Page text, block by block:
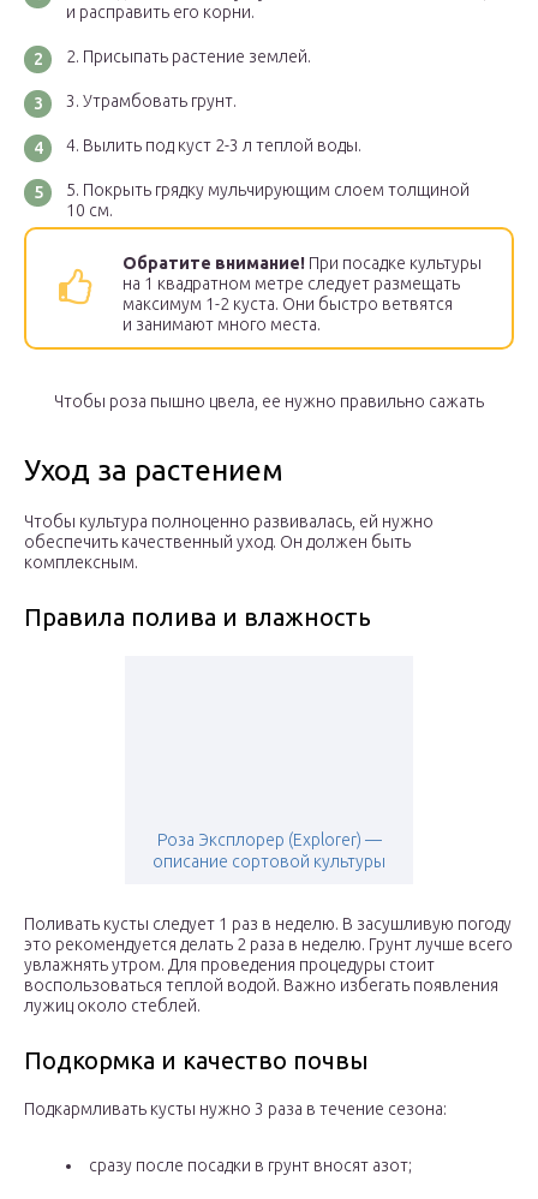
и расправить его корни.
Присыпать растение землей.
Утрамбовать грунт.
Вылить под куст 2-3 л теплой воды.
Покрыть грядку мульчирующим слоем толщиной
10 см.
Обратите внимание! При посадке культуры
на 1 квадратном метре следует размещать
максимум 1-2 куста. Они быстро ветвятся
и занимают много места.
Чтобы роза пышно цвела, ее нужно правильно сажать
Уход за растением
Чтобы культура полноценно развивалась, ей нужно
обеспечить качественный уход. Он должен быть
комплексным.
Правила полива и влажность
Роза Эксплорер (Explorer) —
описание сортовой культуры
Поливать кусты следует 1 раз в неделю. В засушливую погоду
это рекомендуется делать 2 раза в неделю. Грунт лучше всего
увлажнять утром. Для проведения процедуры стоит
воспользоваться теплой водой. Важно избегать появления
лужиц около стеблей.
Подкормка и качество почвы
Подкармливать кусты нужно 3 раза в течение сезона:
сразу после посадки в грунт вносят азот;